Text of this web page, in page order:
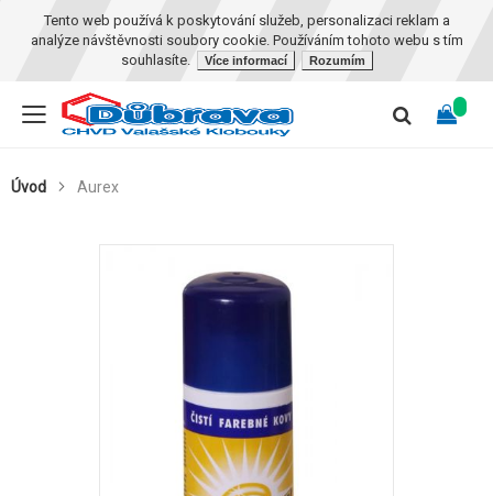
Tento web používá k poskytování služeb, personalizaci reklam a
analýze návštěvnosti soubory cookie. Používáním tohoto webu s tím
souhlasíte.
Více informací Rozumím
Úvod Aurex